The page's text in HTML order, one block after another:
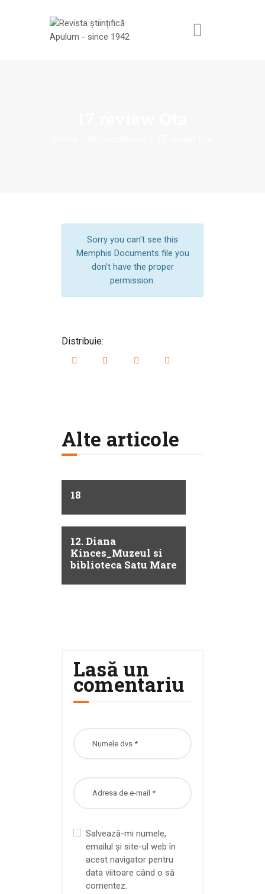
Sorry you can't see this
Memphis Documents file you
don't have the proper
permission.
Distribuie:
Alte articole
18
12. Diana
Kinces_Muzeul si
biblioteca Satu Mare
Lasă un
comentariu
Salvează-mi numele,
emailul și site-ul web în
acest navigator pentru
data viitoare când o să
comentez.